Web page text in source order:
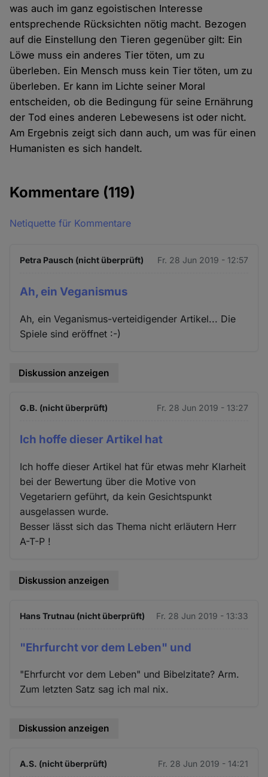
was auch im ganz egoistischen Interesse
entsprechende Rücksichten nötig macht. Bezogen
auf die Einstellung den Tieren gegenüber gilt: Ein
Löwe muss ein anderes Tier töten, um zu
überleben. Ein Mensch muss kein Tier töten, um zu
überleben. Er kann im Lichte seiner Moral
entscheiden, ob die Bedingung für seine Ernährung
der Tod eines anderen Lebewesens ist oder nicht.
Am Ergebnis zeigt sich dann auch, um was für einen
Humanisten es sich handelt.
Kommentare (119)
Netiquette für Kommentare
Petra Pausch (nicht überprüft) Fr. 28 Jun 2019 - 12:57
Ah, ein Veganismus
Ah, ein Veganismus-verteidigender Artikel... Die
Spiele sind eröffnet :-)
Diskussion anzeigen
G.B. (nicht überprüft) Fr. 28 Jun 2019 - 13:27
Ich hoffe dieser Artikel hat
Ich hoffe dieser Artikel hat für etwas mehr Klarheit
bei der Bewertung über die Motive von
Vegetariern geführt, da kein Gesichtspunkt
ausgelassen wurde.
Besser lässt sich das Thema nicht erläutern Herr
A-T-P !
Diskussion anzeigen
Hans Trutnau (nicht überprüft) Fr. 28 Jun 2019 - 13:33
"Ehrfurcht vor dem Leben" und
"Ehrfurcht vor dem Leben" und Bibelzitate? Arm.
Zum letzten Satz sag ich mal nix.
Diskussion anzeigen
A.S. (nicht überprüft) Fr. 28 Jun 2019 - 14:21